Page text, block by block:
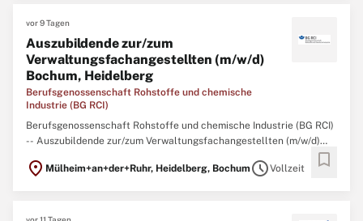
vor 9 Tagen
Auszubildende zur/zum
Verwaltungsfachangestellten (m/w/d)
Bochum, Heidelberg
Berufsgenossenschaft Rohstoffe und chemische
Industrie (BG RCI)
Berufsgenossenschaft Rohstoffe und chemische Industrie (BG RCI)
-- Auszubildende zur/zum Verwaltungsfachangestellten (m/w/d)
Beginnen Sie Ihre Ausbildung in der Sozialversicherung! Die BG RCI
location_on Mülheim+an+der+Ruhr, Heidelberg, Bochum scheduleVollzeit bookmark